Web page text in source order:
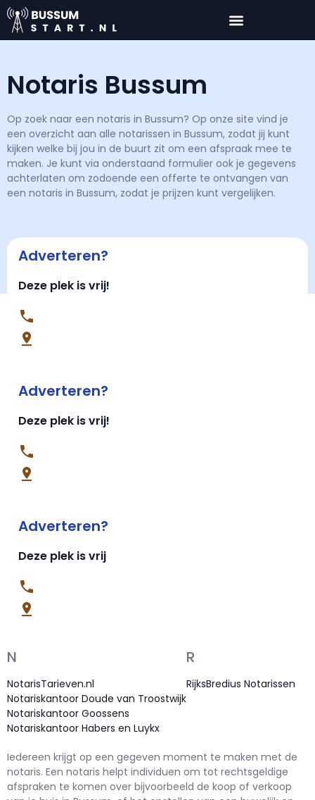
Notaris Bussum
Op zoek naar een notaris in Bussum? Op onze site vind je
een overzicht aan alle notarissen in Bussum, zodat jij kunt
kijken welke bij jou in de buurt zit om een afspraak mee te
maken. Je kunt via onderstaand formulier ook je gegevens
achterlaten om zodoende een offerte te ontvangen van
een notaris in Bussum, zodat je prijzen kunt vergelijken.
Adverteren?
Deze plek is vrij!
Adverteren?
Deze plek is vrij!
Adverteren?
Deze plek is vrij
N
NotarisTarieven.nl
Notariskantoor Doude van Troostwijk
Notariskantoor Goossens
Notariskantoor Habers en Luykx
R
RijksBredius Notarissen
Iedereen krijgt op een gegeven moment te maken met de
notaris. Een notaris helpt individuen om tot rechtsgeldige
afspraken te komen over bijvoorbeeld de koop of verkoop